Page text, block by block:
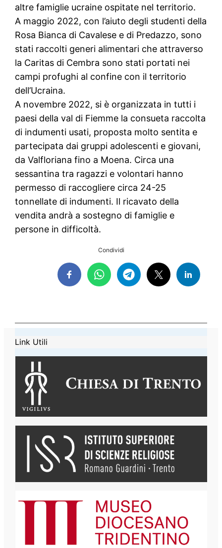
altre famiglie ucraine ospitate nel territorio.
A maggio 2022, con l’aiuto degli studenti della
Rosa Bianca di Cavalese e di Predazzo, sono
stati raccolti generi alimentari che attraverso
la Caritas di Cembra sono stati portati nei
campi profughi al confine con il territorio
dell’Ucraina.
A novembre 2022, si è organizzata in tutti i
paesi della val di Fiemme la consueta raccolta
di indumenti usati, proposta molto sentita e
partecipata dai gruppi adolescenti e giovani,
da Valfloriana fino a Moena. Circa una
sessantina tra ragazzi e volontari hanno
permesso di raccogliere circa 24-25
tonnellate di indumenti. Il ricavato della
vendita andrà a sostegno di famiglie e
persone in difficoltà.
Condividi
Link Utili